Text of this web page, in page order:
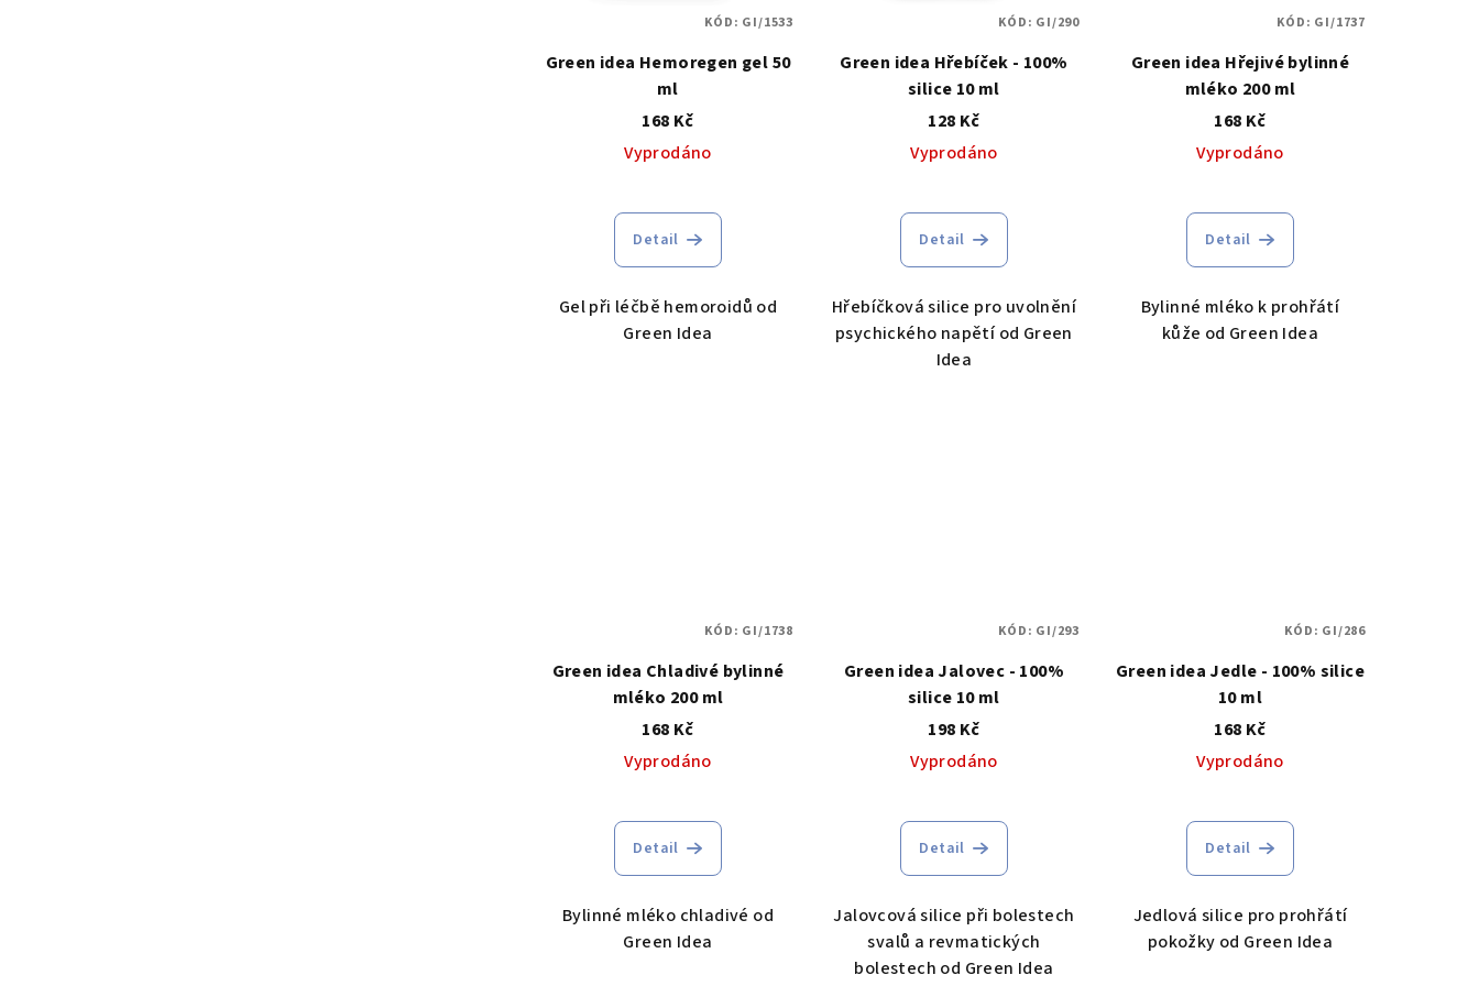
o
r
Green idea Hemoregen gel 50
ml
168 Kč
Vyprodáno
Detail
Gel při léčbě hemoroidů od
Green Idea
KÓD: GI/1533
Green idea Hřebíček - 100%
silice 10 ml
128 Kč
Vyprodáno
Detail
Hřebíčková silice pro uvolnění
psychického napětí od Green
Idea
KÓD: GI/290
Green idea Hřejivé bylinné
mléko 200 ml
168 Kč
Vyprodáno
Detail
Bylinné mléko k prohřátí
kůže od Green Idea
KÓD: GI/1737
Green idea Chladivé bylinné
mléko 200 ml
168 Kč
Vyprodáno
Detail
Bylinné mléko chladivé od
Green Idea
KÓD: GI/1738
Green idea Jalovec - 100%
silice 10 ml
198 Kč
Vyprodáno
Detail
Jalovcová silice při bolestech
svalů a revmatických
bolestech od Green Idea
KÓD: GI/293
Green idea Jedle - 100% silice
10 ml
168 Kč
Vyprodáno
Detail
Jedlová silice pro prohřátí
pokožky od Green Idea
KÓD: GI/286